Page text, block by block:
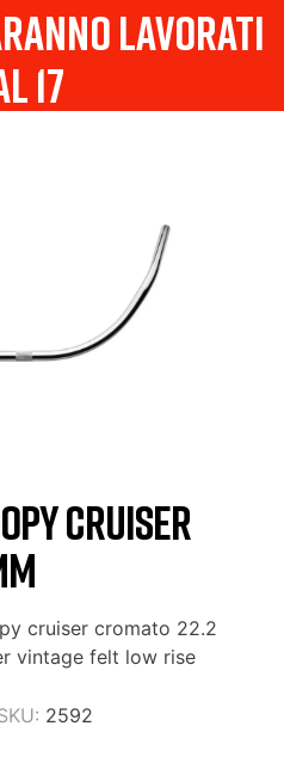
lavorati
17
CRUISER
cruiser cromato 22.2
vintage felt low rise
2592